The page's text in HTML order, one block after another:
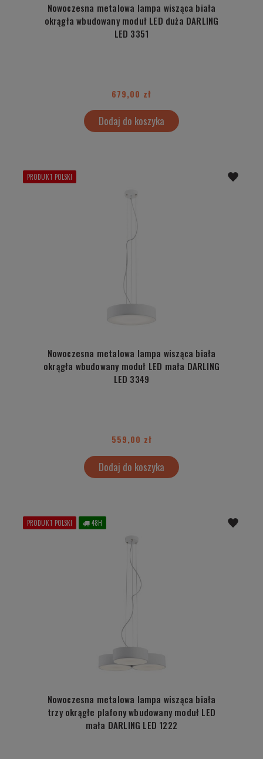
Nowoczesna metalowa lampa wisząca biała
okrągła wbudowany moduł LED duża DARLING
LED 3351
679,00 zł
Dodaj do koszyka
Nowoczesna metalowa lampa wisząca biała
okrągła wbudowany moduł LED mała DARLING
LED 3349
559,00 zł
Dodaj do koszyka
PRODUKT POLSKI
Nowoczesna metalowa lampa wisząca biała
trzy okrągłe plafony wbudowany moduł LED
mała DARLING LED 1222
PRODUKT POLSKI 48H